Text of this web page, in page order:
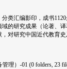
分类汇编影印，成书
的研究成果（论著、
对研究中国近代教育
）-01 (0 folders, 23